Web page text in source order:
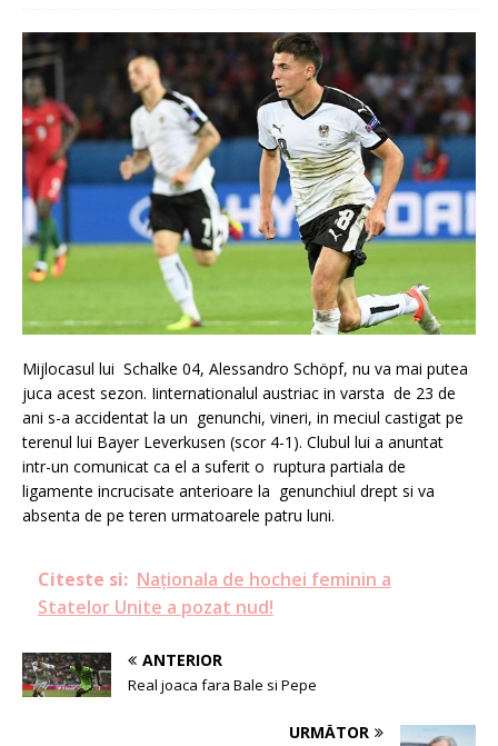
Mijlocasul lui Schalke 04, Alessandro Schöpf, nu va mai putea
juca acest sezon. Iinternationalul austriac in varsta de 23 de
ani s-a accidentat la un genunchi, vineri, in meciul castigat pe
terenul lui Bayer Leverkusen (scor 4-1). Clubul lui a anuntat
intr-un comunicat ca el a suferit o ruptura partiala de
ligamente incrucisate anterioare la genunchiul drept si va
absenta de pe teren urmatoarele patru luni.
Citeste si: Naționala de hochei feminin a
Statelor Unite a pozat nud!
ANTERIOR
Real joaca fara Bale si Pepe
URMĂTOR